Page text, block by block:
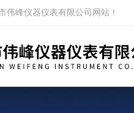
伟峰仪器仪表有限公司网站！